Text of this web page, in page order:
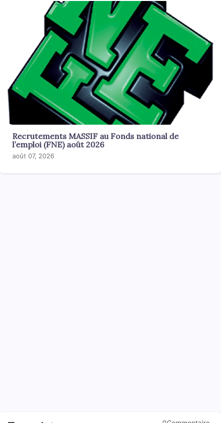
Recrutements MASSIF au Fonds national de
l’emploi (FNE) août 2026
août 07, 2026